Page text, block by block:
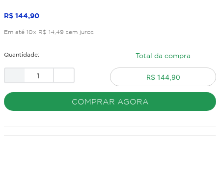
R$ 144,90
Em até 10x R$ 14 49 sem juros
Quantidade: Total da compra
R$ 144,90
COMPRAR AGORA